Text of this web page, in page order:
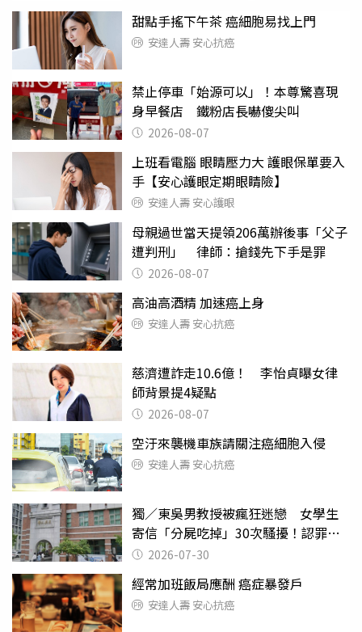
甜點手搖下午茶 癌細胞易找上門
安達人壽 安心抗癌
禁止停車「始源可以」！本尊驚喜現
身早餐店 鐵粉店長嚇傻尖叫
2026-08-07
上班看電腦 眼睛壓力大 護眼保單要入
手【安心護眼定期眼睛險】
安達人壽 安心護眼
母親過世當天提領206萬辦後事「父子
遭判刑」 律師：搶錢先下手是罪
2026-08-07
高油高酒精 加速癌上身
安達人壽 安心抗癌
慈濟遭詐走10.6億！ 李怡貞曝女律
師背景提4疑點
2026-08-07
空汙來襲機車族請關注癌細胞入侵
安達人壽 安心抗癌
獨／東吳男教授被瘋狂迷戀 女學生
寄信「分屍吃掉」30次騷擾！認罪免
關 2026-07-30
經常加班飯局應酬 癌症暴發戶
安達人壽 安心抗癌